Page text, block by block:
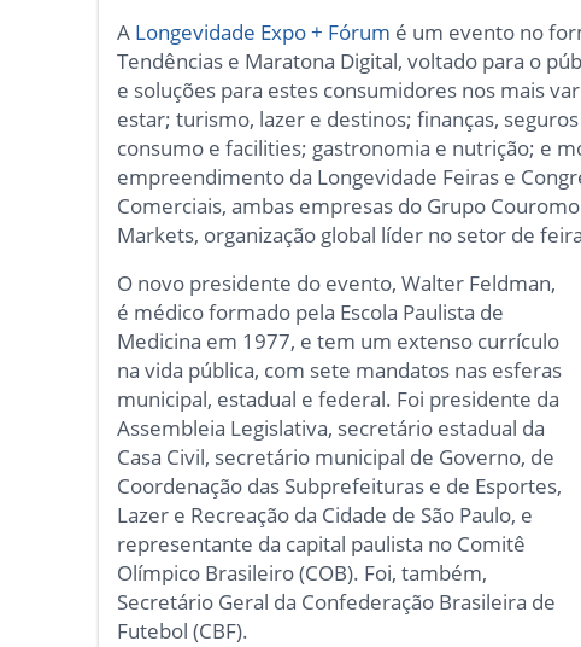
A Longevidade Expo + Fórum é um evento no
Tendências e Maratona Digital, voltado para o
e soluções para estes consumidores nos mais
estar; turismo, lazer e destinos; finanças,
consumo e facilities; gastronomia e nutrição; e
empreendimento da Longevidade Feiras e
Comerciais, ambas empresas do Grupo
Markets, organização global líder no setor de
O novo presidente do evento, Walter Feldman,
é médico formado pela Escola Paulista de
Medicina em 1977, e tem um extenso currículo
na vida pública, com sete mandatos nas esferas
municipal, estadual e federal. Foi presidente da
Assembleia Legislativa, secretário estadual da
Casa Civil, secretário municipal de Governo, de
Coordenação das Subprefeituras e de Esportes,
Lazer e Recreação da Cidade de São Paulo, e
representante da capital paulista no Comitê
Olímpico Brasileiro (COB). Foi, também,
Secretário Geral da Confederação Brasileira de
Futebol (CBF).